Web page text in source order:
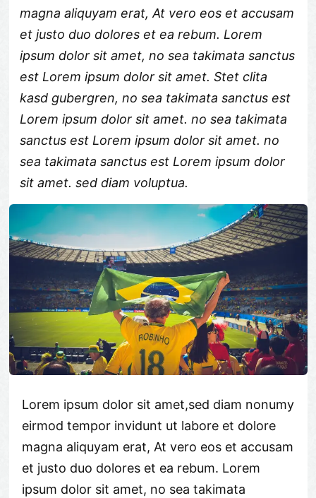
magna aliquyam erat, At vero eos et accusam
et justo duo dolores et ea rebum. Lorem
ipsum dolor sit amet, no sea takimata sanctus
est Lorem ipsum dolor sit amet. Stet clita
kasd gubergren, no sea takimata sanctus est
Lorem ipsum dolor sit amet. no sea takimata
sanctus est Lorem ipsum dolor sit amet. no
sea takimata sanctus est Lorem ipsum dolor
sit amet. sed diam voluptua.
Lorem ipsum dolor sit amet,sed diam nonumy
eirmod tempor invidunt ut labore et dolore
magna aliquyam erat, At vero eos et accusam
et justo duo dolores et ea rebum. Lorem
ipsum dolor sit amet, no sea takimata